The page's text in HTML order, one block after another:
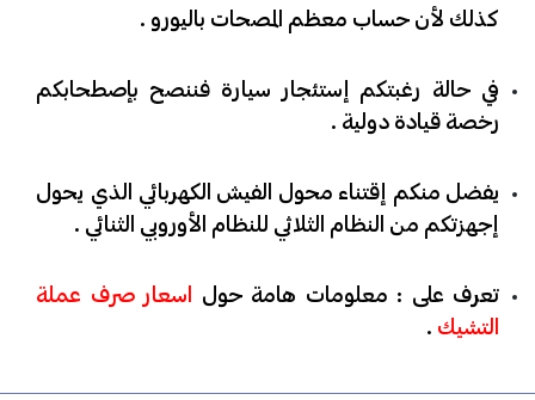
كذلك لأن حساب معظم المصحات باليورو .
​في حالة رغبتكم إستئجار سيارة فننصح بإصطحابكم
رخصة قيادة دولية .
​يفضل منكم إقتناء محول الفيش الكهربائي الذي يحول
إجهزتكم من النظام الثلاثي للنظام الأوروبي الثنائي .
​تعرف على : معلومات هامة حول
اسعار صرف عملة
التشيك .